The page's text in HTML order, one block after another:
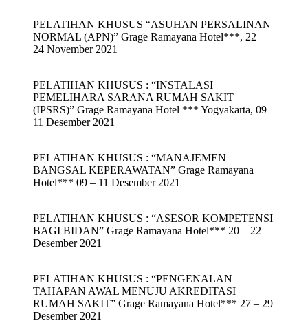
PELATIHAN KHUSUS “ASUHAN PERSALINAN
NORMAL (APN)” Grage Ramayana Hotel***, 22 –
24 November 2021
PELATIHAN KHUSUS : “INSTALASI
PEMELIHARA SARANA RUMAH SAKIT
(IPSRS)” Grage Ramayana Hotel *** Yogyakarta, 09 –
11 Desember 2021
PELATIHAN KHUSUS : “MANAJEMEN
BANGSAL KEPERAWATAN” Grage Ramayana
Hotel*** 09 – 11 Desember 2021
PELATIHAN KHUSUS : “ASESOR KOMPETENSI
BAGI BIDAN” Grage Ramayana Hotel*** 20 – 22
Desember 2021
PELATIHAN KHUSUS : “PENGENALAN
TAHAPAN AWAL MENUJU AKREDITASI
RUMAH SAKIT” Grage Ramayana Hotel*** 27 – 29
Desember 2021